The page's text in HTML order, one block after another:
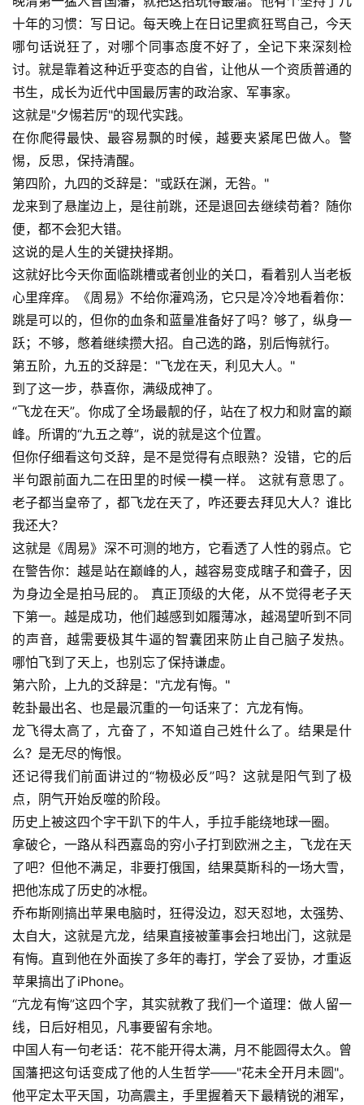
十年的习惯：写日记。每天晚上在日记里疯狂骂自己，今天
哪句话说狂了，对哪个同事态度不好了，全记下来深刻检
讨。就是靠着这种近乎变态的自省，让他从一个资质普通的
书生，成长为近代中国最厉害的政治家、军事家。
这就是"夕惕若厉"的现代实践。
在你爬得最快、最容易飘的时候，越要夹紧尾巴做人。警
惕，反思，保持清醒。
第四阶，九四的爻辞是："或跃在渊，无咎。"
龙来到了悬崖边上，是往前跳，还是退回去继续苟着？随你
便，都不会犯大错。
这说的是人生的关键抉择期。
这就好比今天你面临跳槽或者创业的关口，看着别人当老板
心里痒痒。《周易》不给你灌鸡汤，它只是冷冷地看着你：
跳是可以的，但你的血条和蓝量准备好了吗？够了，纵身一
跃；不够，憋着继续攒大招。自己选的路，别后悔就行。
第五阶，九五的爻辞是："飞龙在天，利见大人。"
到了这一步，恭喜你，满级成神了。
“飞龙在天”。你成了全场最靓的仔，站在了权力和财富的巅
峰。所谓的“九五之尊”，说的就是这个位置。
但你仔细看这句爻辞，是不是觉得有点眼熟？没错，它的后
半句跟前面九二在田里的时候一模一样。 这就有意思了。
老子都当皇帝了，都飞龙在天了，咋还要去拜见大人？谁比
我还大？
这就是《周易》深不可测的地方，它看透了人性的弱点。它
在警告你：越是站在巅峰的人，越容易变成瞎子和聋子，因
为身边全是拍马屁的。 真正顶级的大佬，从不觉得老子天
下第一。越是成功，他们越感到如履薄冰，越渴望听到不同
的声音，越需要极其牛逼的智囊团来防止自己脑子发热。
哪怕飞到了天上，也别忘了保持谦虚。
第六阶，上九的爻辞是："亢龙有悔。"
乾卦最出名、也是最沉重的一句话来了：亢龙有悔。
龙飞得太高了，亢奋了，不知道自己姓什么了。结果是什
么？是无尽的悔恨。
还记得我们前面讲过的“物极必反”吗？这就是阳气到了极
点，阴气开始反噬的阶段。
历史上被这四个字干趴下的牛人，手拉手能绕地球一圈。
拿破仑，一路从科西嘉岛的穷小子打到欧洲之主，飞龙在天
了吧？但他不满足，非要打俄国，结果莫斯科的一场大雪，
把他冻成了历史的冰棍。
乔布斯刚搞出苹果电脑时，狂得没边，怼天怼地，太强势、
太自大，这就是亢龙，结果直接被董事会扫地出门，这就是
有悔。直到他在外面挨了多年的毒打，学会了妥协，才重返
苹果搞出了iPhone。
“亢龙有悔”这四个字，其实就教了我们一个道理：做人留一
线，日后好相见，凡事要留有余地。
中国人有一句老话：花不能开得太满，月不能圆得太久。曾
国藩把这句话变成了他的人生哲学——"花未全开月未圆"。
他平定太平天国，功高震主，手里握着天下最精锐的湘军，